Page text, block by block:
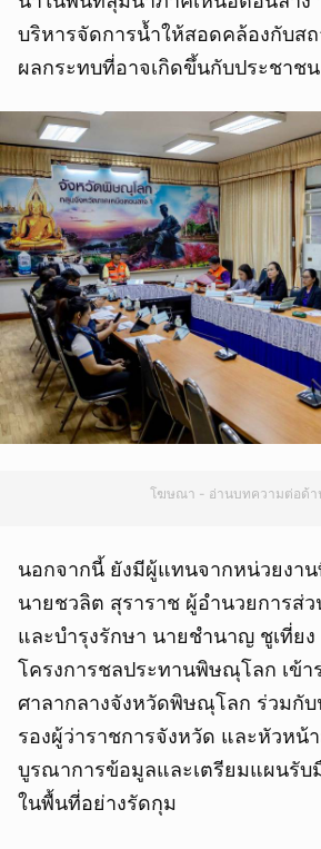
บริหารจัดการน้ำให้สอดคล้องกับส
ผลกระทบที่อาจเกิดขึ้นกับประชาชน
โฆษณา - อ่านบทความต่อด้า
นอกจากนี้ ยังมีผู้แทนจากหน่วยงาน
นายชวลิต สุราราช ผู้อำนวยการส่
และบำรุงรักษา นายชำนาญ ชูเที่ยง
โครงการชลประทานพิษณุโลก เข้า
ศาลากลางจังหวัดพิษณุโลก ร่วมกั
รองผู้ว่าราชการจังหวัด และหัวหน้
บูรณาการข้อมูลและเตรียมแผนรั
ในพื้นที่อย่างรัดกุม